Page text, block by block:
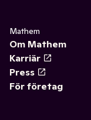
Mathem
Om Mathem
Karriär
Press
För företag